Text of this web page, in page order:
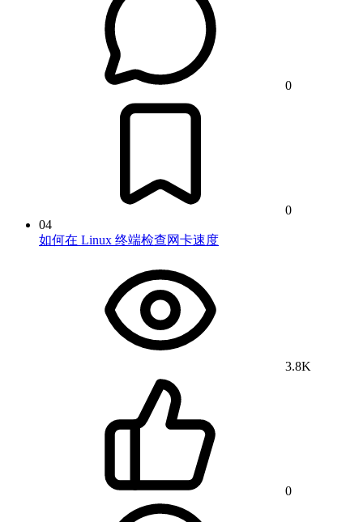
0
0
04
如何在 Linux 终端检查网卡速度
3.8K
0